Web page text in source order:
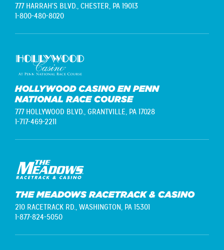
777 HARRAH'S BLVD., CHESTER, PA 19013
1-800-480-8020
HOLLYWOOD CASINO EN PENN
NATIONAL RACE COURSE
777 HOLLYWOOD BLVD., GRANTVILLE, PA 17028
1-717-469-2211
THE MEADOWS RACETRACK & CASINO
210 RACETRACK RD., WASHINGTON, PA 15301
1-877-824-5050